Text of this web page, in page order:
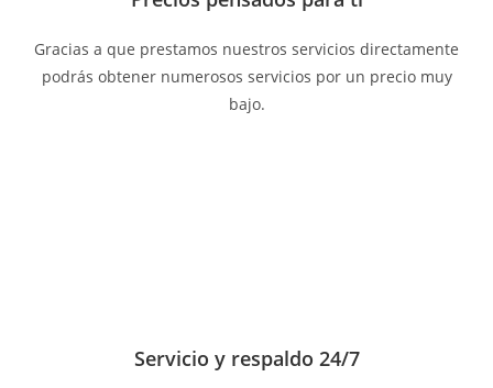
Gracias a que prestamos nuestros servicios directamente
podrás obtener numerosos servicios por un precio muy
bajo.
Servicio y respaldo 24/7